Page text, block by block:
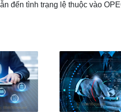
đến tình trạng lệ thuộc vào